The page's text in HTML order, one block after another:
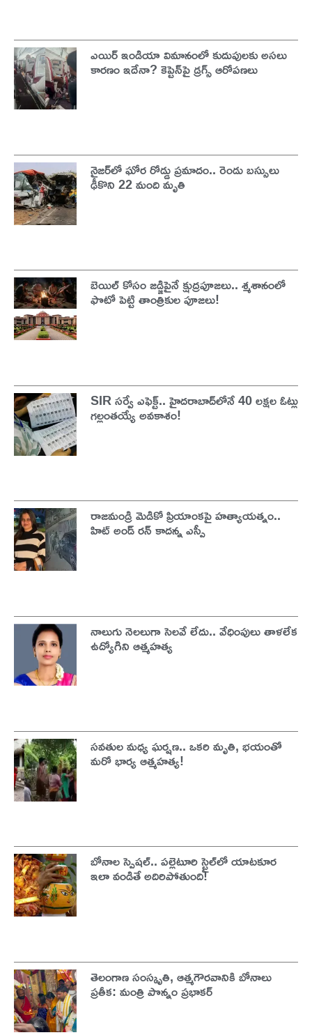
ఎయిర్ ఇండియా విమానంలో కుదుపులకు అసలు
కారణం ఇదేనా? కెప్టెన్‌పై డ్రగ్స్ ఆరోపణలు
నైజర్‌లో ఘోర రోడ్డు ప్రమాదం.. రెండు బస్సులు
ఢీకొని 22 మంది మృతి
బెయిల్ కోసం జడ్జిపైనే క్షుద్రపూజలు.. శ్మశానంలో
ఫొటో పెట్టి తాంత్రికుల పూజలు!
SIR సర్వే ఎఫెక్ట్.. హైదరాబాద్‌లోనే 40 లక్షల ఓట్లు
గల్లంతయ్యే అవకాశం!
రాజమండ్రి మెడికో ప్రియాంకపై హత్యాయత్నం..
హిట్ అండ్ రన్ కాదన్న ఎస్పీ
నాలుగు నెలలుగా సెలవే లేదు.. వేధింపులు తాళలేక
ఉద్యోగిని ఆత్మహత్య
సవతుల మధ్య ఘర్షణ.. ఒకరి మృతి, భయంతో
మరో భార్య ఆత్మహత్య!
బోనాల స్పెషల్.. పల్లెటూరి స్టైల్‌లో యాటకూర
ఇలా వండితే అదిరిపోతుంది!
తెలంగాణ సంస్కృతి, ఆత్మగౌరవానికి బోనాలు
ప్రతీక: మంత్రి పొన్నం ప్రభాకర్